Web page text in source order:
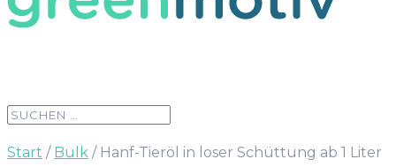
Start / Bulk / Hanf-Tieröl in loser Schüttung ab 1 Liter